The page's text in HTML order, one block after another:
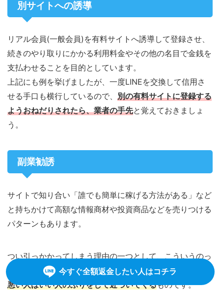
別サイトへの誘導
リアル会員(一般会員)を有料サイトへ誘導して登録させ、
続きのやり取りにかかる利用料金やその他の名目で金銭を
支払わせることを目的としています。
上記にも例を挙げましたが、一度LINEを交換して信用さ
せる手口も横行しているので、 別の有料サイトに登録する
ようおねだりされたら、業者の手先と覚えておきましょ
う。
副業勧誘
サイトで知り合い「誰でも簡単に稼げる方法がある」など
と持ちかけて高額な情報商材や投資商品などを売りつける
パターンもあります。
つい引っかかってしまう理由の一つとして、こういうのっ
て大体相手がいい人なんですよね…。
悪い人はいい人のふりをして近づいてくるものです。
今すぐ全額返金したい人はコチラ